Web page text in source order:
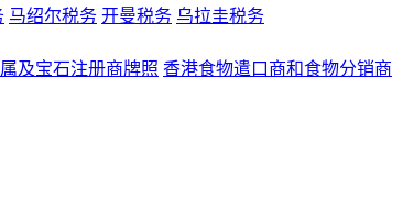
马绍尔税务 开曼税务 乌拉圭税务
及宝石注册商牌照 香港食物遣口商和食物分销商